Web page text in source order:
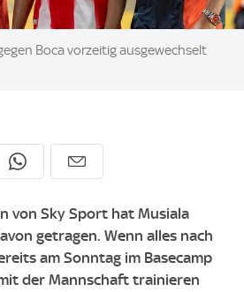
Boca vorzeitig ausgewechselt
von Sky Sport hat Musiala
getragen. Wenn alles nach
am Sonntag im Basecamp
der Mannschaft trainieren